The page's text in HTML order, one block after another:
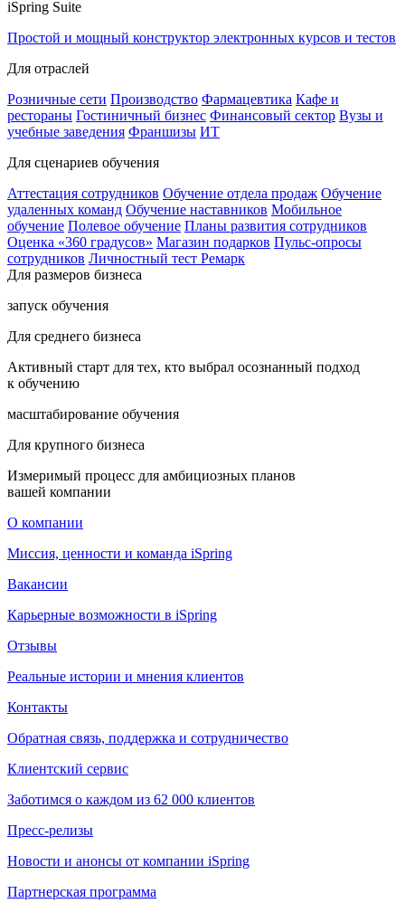
iSpring Suite
Простой и мощный конструктор электронных курсов и тестов
Для отраслей
Розничные сети Производство Фармацевтика Кафе и
рестораны Гостиничный бизнес Финансовый сектор Вузы и
учебные заведения Франшизы ИТ
Для сценариев обучения
Аттестация сотрудников Обучение отдела продаж Обучение
удаленных команд Обучение наставников Мобильное
обучение Полевое обучение Планы развития сотрудников
Оценка «360 градусов» Магазин подарков Пульс-опросы
сотрудников Личностный тест Ремарк
Для размеров бизнеса
запуск обучения
Для среднего бизнеса
Активный старт для тех, кто выбрал осознанный подход
к обучению
масштабирование обучения
Для крупного бизнеса
Измеримый процесс для амбициозных планов
вашей компании
О компании
Миссия, ценности и команда iSpring
Вакансии
Карьерные возможности в iSpring
Отзывы
Реальные истории и мнения клиентов
Контакты
Обратная связь, поддержка и сотрудничество
Клиентский сервис
Заботимся о каждом из 62 000 клиентов
Пресс-релизы
Новости и анонсы от компании iSpring
Партнерская программа